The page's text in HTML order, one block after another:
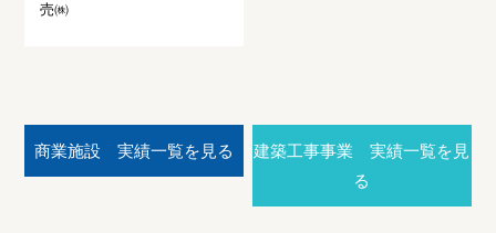
売㈱
商業施設 実績一覧を見る
建築工事事業 実績一覧を見
る